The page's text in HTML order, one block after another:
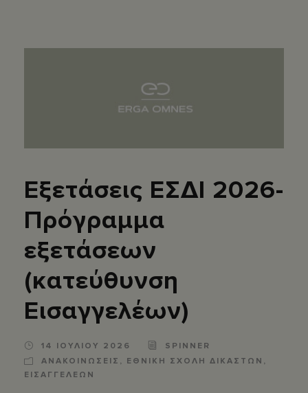
Εξετάσεις ΕΣΔΙ 2026-
Πρόγραμμα
εξετάσεων
(κατεύθυνση
Εισαγγελέων)
14 ΙΟΥΛΙΟΥ 2026
SPINNER
ΑΝΑΚΟΙΝΩΣΕΙΣ , ΕΘΝΙΚΗ ΣΧΟΛΗ ΔΙΚΑΣΤΩΝ ,
ΕΙΣΑΓΓΕΛΕΩΝ